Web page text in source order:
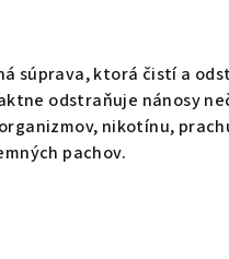
súprava, ktorá čistí a
odstraňuje nánosy
nikotínu,
pachov.